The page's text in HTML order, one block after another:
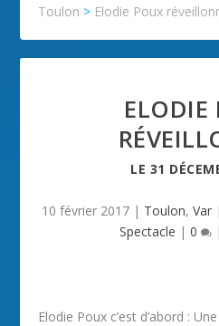
Toulon > Elodie Poux
ELODIE
LE 31
10 février 2017 | Toulon, Var
Spectacle | 0
Elodie Poux c’est d’abord :